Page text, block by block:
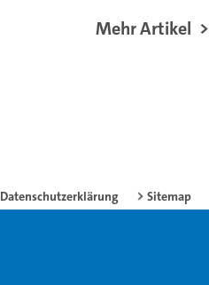
Mehr Artikel
Datenschutzerklärung Sitemap